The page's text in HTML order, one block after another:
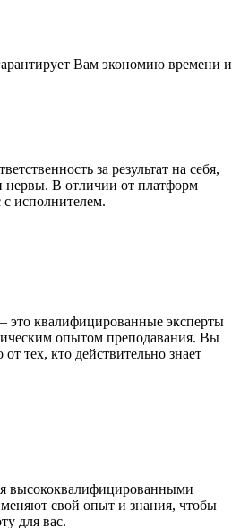
Вам экономию времени и
за результат на себя,
нервы. В отличии от платформ
исполнителем.
квалифицированные эксперты
опытом преподавания. Вы
тех, кто действительно знает
высококвалифицированными
свой опыт и знания, чтобы
для вас.